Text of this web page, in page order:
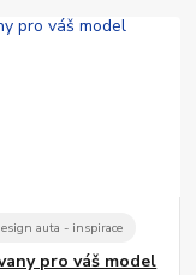
auta - inspirace
pro váš model